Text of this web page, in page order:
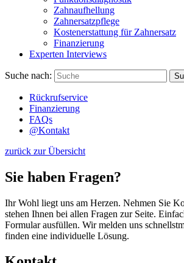
Zahnaufhellung
Zahnersatzpflege
Kostenerstattung für Zahnersatz
Finanzierung
Experten Interviews
Suche nach:
Rückrufservice
Finanzierung
FAQs
@Kontakt
zurück zur Übersicht
Sie haben Fragen?
Ihr Wohl liegt uns am Herzen. Nehmen Sie
stehen Ihnen bei allen Fragen zur Seite.
Formular ausfüllen. Wir melden uns
finden eine individuelle Lösung.